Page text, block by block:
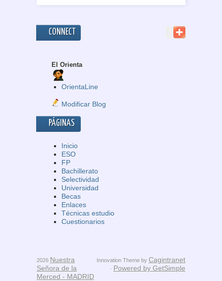
CONNECT
El Orienta
OrientaLine
Modificar Blog
PÁGINAS
Inicio
ESO
FP
Bachillerato
Selectividad
Universidad
Becas
Enlaces
Técnicas estudio
Cuestionarios
2026 Nuestra
Señora de la
Merced - MADRID
Innovation Theme by Cagintranet
· Powered by GetSimple